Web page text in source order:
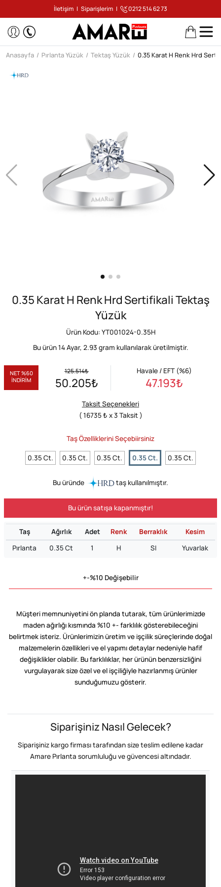
İletişim | Siparişlerim | 0212 514 62 73
Anasayfa Pırlanta Yüzük Tektaş Yüzük 0.35 Karat H Renk Hrd
0.35 Karat H Renk Hrd Sertifikali Tektaş
Yüzük
Ürün Kodu: YT001024-0.35H
Bu ürün 14 Ayar, 2.93 gram kullanılarak üretilmiştir.
NET %60
İNDİRİM
125.514₺
50.205₺
Havale / EFT (%6)
47.193₺
Taksit Seçenekleri
( 16735 ₺ x 3 Taksit )
Taş Özelliklerini Seçebiirsiniz
0.35 Ct. 0.35 Ct. 0.35 Ct. 0.35 Ct. 0.35 Ct.
Bu üründe taş kullanılmıştır.
Bu ürün satışa kapanmıştır!
Taş Ağırlık Adet Renk Berraklık
Kesim
Pırlanta
0.35 Ct 1 H SI Yuvarlak
+-%10 Değişebilir
Müşteri memnuniyetini ön planda tutarak, tüm ürünlerimizde
maden ağırlığı kısmında %10 +- farklılık gösterebileceğini
belirtmek isteriz. Ürünlerimizin üretim ve işçilik süreçlerinde doğal
malzemelerin özellikleri ve el yapımı detaylar nedeniyle hafif
değişiklikler olabilir. Bu farklılıklar, her ürünün benzersizliğini
vurgulayarak size özel ve el işçiliğiyle hazırlanmış ürünler
sunduğumuzu gösterir.
Siparişiniz Nasıl Gelecek?
Siparişiniz kargo firması tarafından size teslim edilene kadar
Amare Pırlanta sorumluluğu ve güvencesi altındadır.